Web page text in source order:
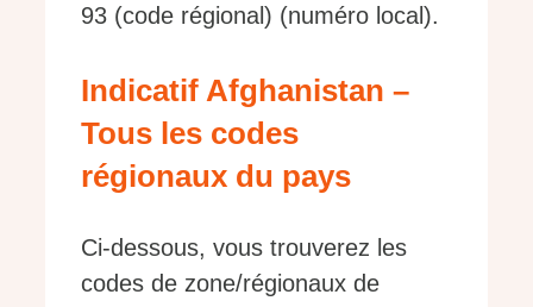
93 (code régional) (numéro local).
Indicatif Afghanistan –
Tous les codes
régionaux du pays
Ci-dessous, vous trouverez les
codes de zone/régionaux de